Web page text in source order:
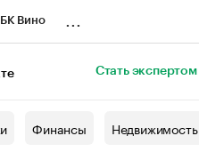
Вино
Стать экспертом
Финансы Недвижимость